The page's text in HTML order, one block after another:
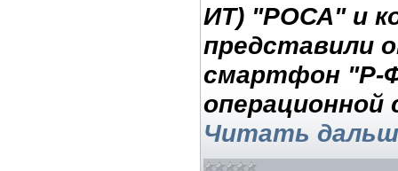
ИТ) "РОСА" и
представили
смартфон "Р-
Читать